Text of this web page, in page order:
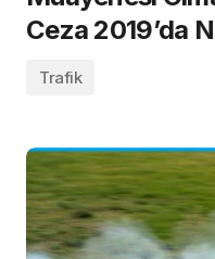
Ceza 2019’da
Trafik